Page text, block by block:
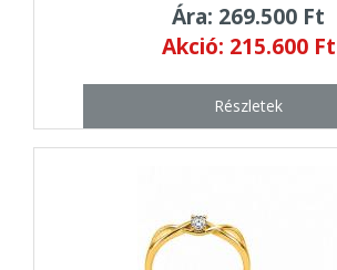
Ára: 269.500 Ft
Akció: 215.600 Ft
Részletek